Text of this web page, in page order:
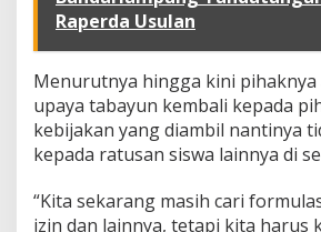
Raperda Usulan
Menurutnya hingga kini pihaknya
upaya tabayun kembali kepada
kebijakan yang diambil nantinya
kepada ratusan siswa lainnya di
“Kita sekarang masih cari
izin dan lainnya, tetapi kita harus